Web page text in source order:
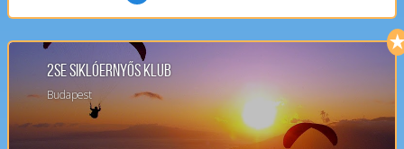
2SE Siklóernyős klub
Budapest